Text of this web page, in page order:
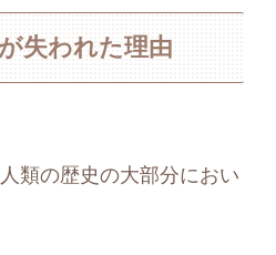
失われた理由
類の歴史の大部分におい